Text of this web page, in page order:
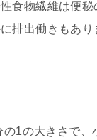
食物繊維は便
排出働きもあり
1の大きさで